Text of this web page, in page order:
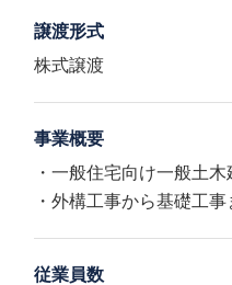
譲渡形式
株式譲渡
事業概要
・一般住宅向け一般土
・外構工事から基礎工
従業員数